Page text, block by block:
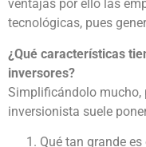
ventajas por ello las
tecnológicas, pues
¿Qué características
inversores?
Simplificándolo mucho,
inversionista suele
Qué tan grande